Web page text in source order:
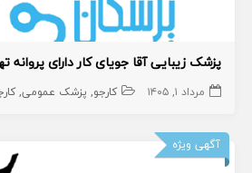
پزشک زیبایی آقا جویای کار دارای پروانه
مرداد ۱, ۱۴۰۵ کارجو پزشک عمومی
آگهی ویژه